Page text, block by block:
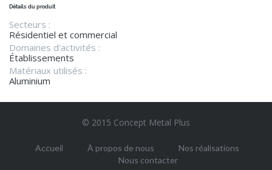
Détails du produit
Secteurs :
Résidentiel et commercial
Domaines d'activités :
Établissements
Matériaux utilisés :
Aluminium
© 2015 Concept Metal Plus
Accueil À propos de nous
Nos réalisations
Nous contacter